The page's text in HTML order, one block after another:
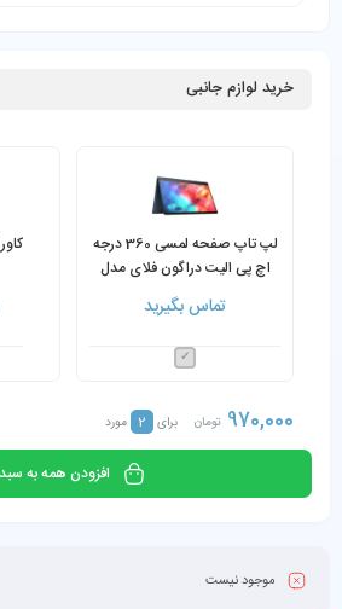
خرید لوازم جانبی
لپ تاپ صفحه لمسی 360 درجه
اچ پی الیت دراگون فلای مدل
HP Elite Dragonfly
Notebook Core i5-8365U
تماس بگیرید
کاور
970,000 تومان برای 2 مورد
افزودن همه به
موجود نیست